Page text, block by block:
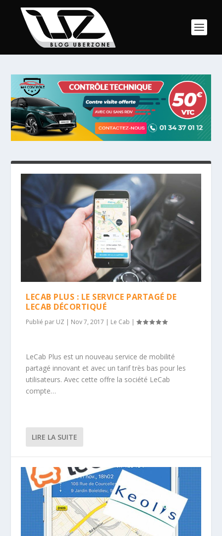
LECAB PLUS : LE SERVICE PARTAGÉ DE
LECAB DÉCORTIQUÉ
Publié par UZ | Nov 7, 2017 | Le Cab |
LeCab Plus est un nouveau service de mobilité
partagé innovant et avec un tarif très bas pour les
utilisateurs. Avec cette offre la société LeCab
compte…
LIRE LA SUITE